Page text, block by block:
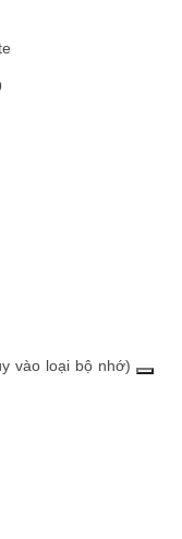
vào loại bộ nhớ)